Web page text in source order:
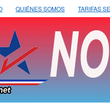
QUIÉNES SOMOS TARIFAS